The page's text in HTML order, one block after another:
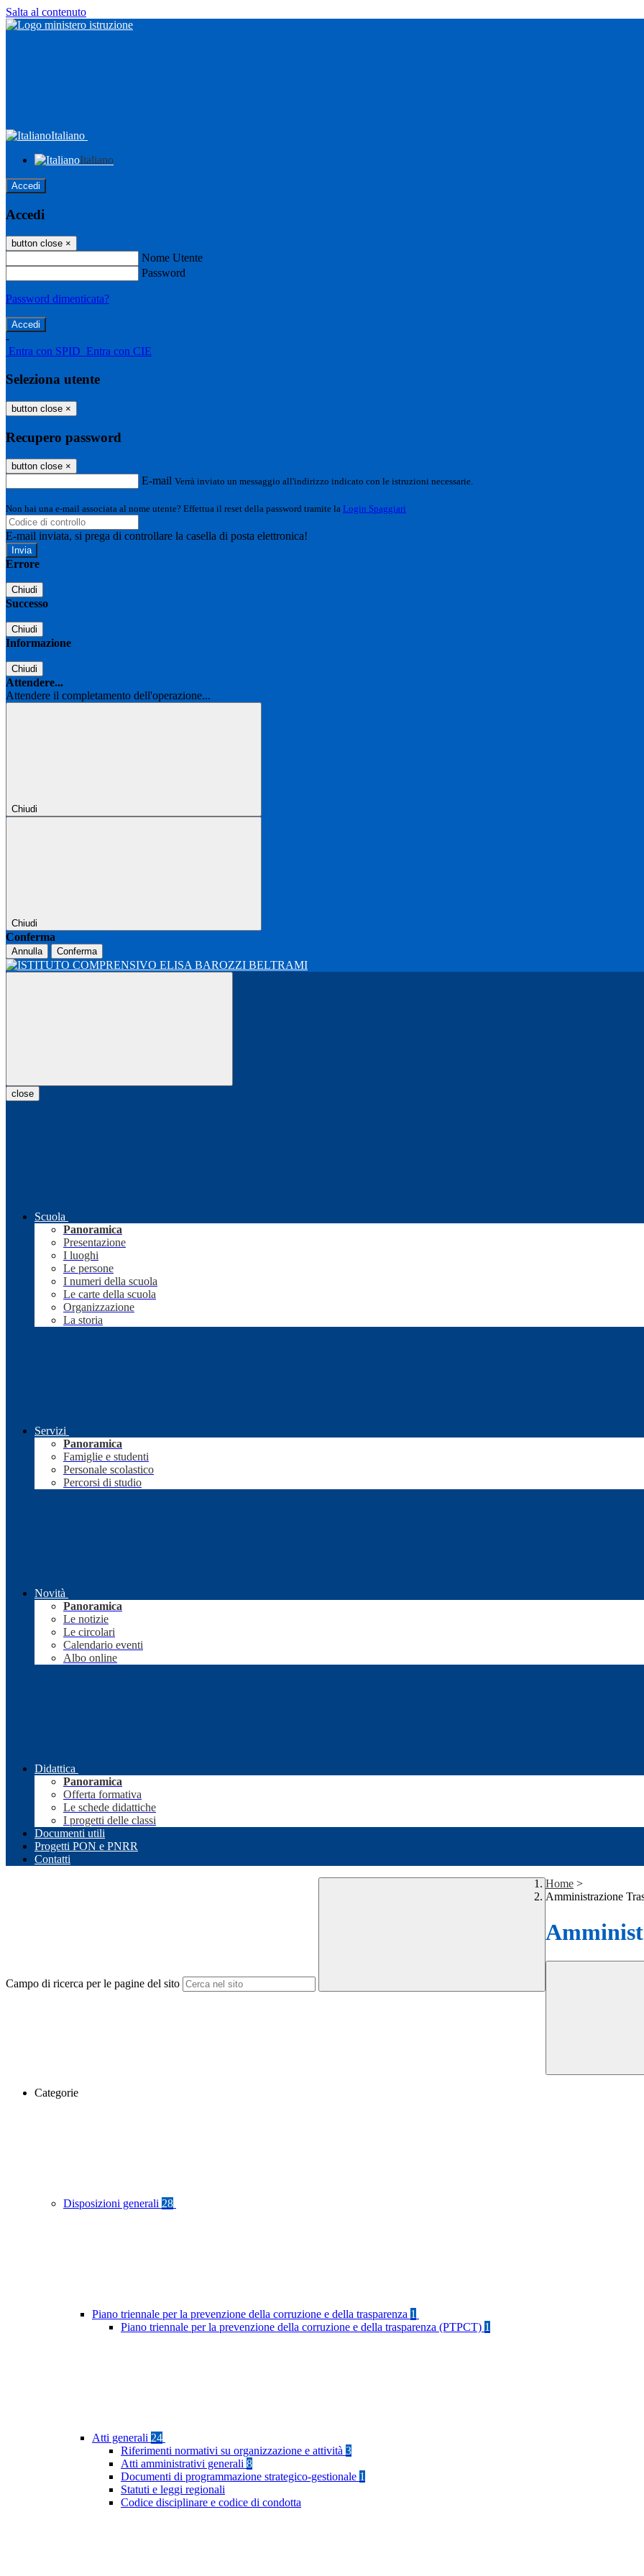
Salta al contenuto
Italiano
Italiano
Accedi
Accedi
button close ×
Nome Utente
Password
Password dimenticata?
-
Entra con SPID Entra con CIE
Seleziona utente
button close ×
Recupero password
button close ×
E-mail Verrà inviato un messaggio all'indirizzo indicato con le istruzioni necessarie.
Non hai una e-mail associata al nome utente? Effettua il reset della password tramite la Login Spaggiari
E-mail inviata, si prega di controllare la casella di posta elettronica!
Errore
Chiudi
Successo
Chiudi
Informazione
Chiudi
Attendere...
Attendere il completamento dell'operazione...
Chiudi
Chiudi
Conferma
Annulla Conferma
close
Scuola
Panoramica
Presentazione
I luoghi
Le persone
I numeri della scuola
Le carte della scuola
Organizzazione
La storia
Servizi
Panoramica
Famiglie e studenti
Personale scolastico
Percorsi di studio
Novità
Panoramica
Le notizie
Le circolari
Calendario eventi
Albo online
Didattica
Panoramica
Offerta formativa
Le schede didattiche
I progetti delle classi
Documenti utili
Progetti PON e PNRR
Contatti
Campo di ricerca per le pagine del sito
Home >
Amministrazione
Categorie
Disposizioni generali 28
Piano triennale per la prevenzione della corruzione e della trasparenza 1
Piano triennale per la prevenzione della corruzione e della trasparenza (PTPCT) 1
Atti generali 24
Riferimenti normativi su organizzazione e attività 3
Atti amministrativi generali 8
Documenti di programmazione strategico-gestionale 1
Statuti e leggi regionali
Codice disciplinare e codice di condotta